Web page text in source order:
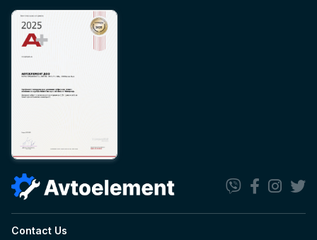
Contact Us